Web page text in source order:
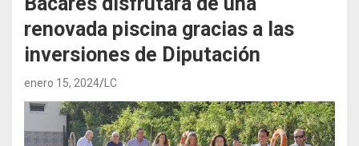
renovada piscina gracias a las
inversiones de Diputación
enero 15, 2024 LC